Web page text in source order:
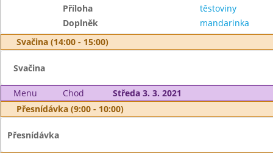
Příloha
těstoviny
Doplněk
mandarinka
Svačina (14:00 - 15:00)
Svačina
Menu Chod
Středa 3. 3. 2021
Přesnídávka (9:00 - 10:00)
Přesnídávka